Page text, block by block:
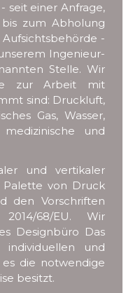
seit einer Anfrage,
zum Abholung
-
Ingenieur-
Stelle. Wir
zur Arbeit mit
sind: Druckluft,
Gas, Wasser,
und
und vertikaler
von Druck
den Vorschriften
68/EU. Wir
Designbüro Das
und
die notwendige
besitzt.